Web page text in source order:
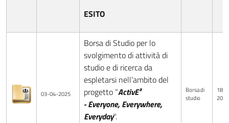
ESITO
03-04-2025
Borsa di Studio per lo
svolgimento di attività di
studio e di ricerca da
espletarsi nell’ambito del
progetto “ActivE³
- Everyone, Everywhere,
Everyday".
Borsa di
studio
18-
2025